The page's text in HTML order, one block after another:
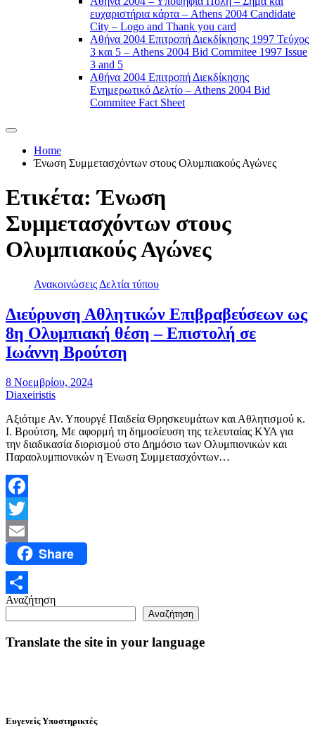
ευχαριστήρια κάρτα – Athens 2004 Candidate
City – Logo and Thank you card
Αθήνα 2004 Επιτροπή Διεκδίκησης 1997 Τεύχος
3 και 5 – Athens 2004 Bid Commitee 1997 Issue
3 and 5
Αθήνα 2004 Επιτροπή Διεκδίκησης
Ενημερωτικό Δελτίο – Athens 2004 Bid
Commitee Fact Sheet
Home
Ένωση Συμμετασχόντων στους Ολυμπιακούς Αγώνες
Ετικέτα:Ένωση
Συμμετασχόντων στους
Ολυμπιακούς Αγώνες
Ανακοινώσεις Δελτία τύπου
Διεύρυνση Αθλητικών Επιβραβεύσεων ως
8η Ολυμπιακή θέση – Επιστολή σε
Ιωάννη Βρούτση
8 Νοεμβρίου, 2024
Diaxeiristis
Αξιότιμε Αν. Υπουργέ Παιδεία Θρησκευμάτων και Αθλητισμού κ.
Ι. Βρούτση, Με αφορμή τη δημοσίευση της τελευταίας ΚΥΑ για
την διαδικασία διορισμού στο Δημόσιο των Ολυμπιονικών και
Παραολυμπιονικών η Ένωση Συμμετασχόντων…
Facebook
Twitter
Email Share
Μοιραστείτε
Αναζήτηση
Αναζήτηση
Translate the site in your language
Ευγενείς Υποστηρικτές